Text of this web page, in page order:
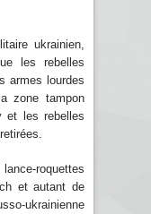
ukrainien,
les rebelles
armes lourdes
zone tampon
et les rebelles
roquettes
et autant de
ukrainienne